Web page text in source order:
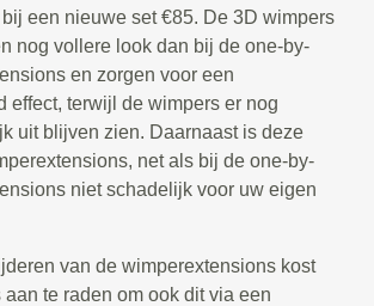
een nieuwe set €85. De 3D wimpers
nog vollere look dan bij de one-by-
en zorgen voor een
effect, terwijl de wimpers er nog
uit blijven zien. Daarnaast is deze
net als bij de one-by-
niet schadelijk voor uw eigen
van de wimperextensions kost
te raden om ook dit via een